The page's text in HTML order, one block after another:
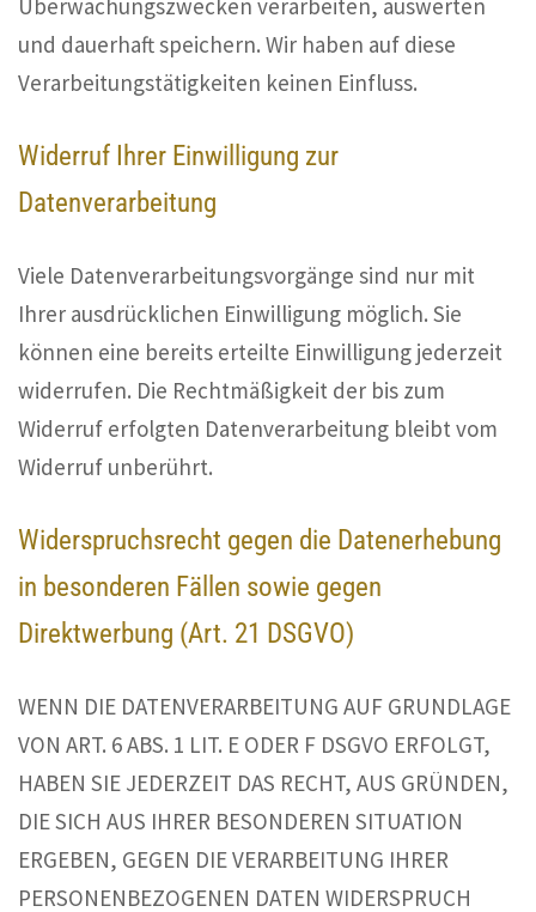
Überwachungszwecken verarbeiten, auswerten
und dauerhaft speichern. Wir haben auf diese
Verarbeitungstätigkeiten keinen Einfluss.
Widerruf Ihrer Einwilligung zur
Datenverarbeitung
Viele Datenverarbeitungsvorgänge sind nur mit
Ihrer ausdrücklichen Einwilligung möglich. Sie
können eine bereits erteilte Einwilligung jederzeit
widerrufen. Die Rechtmäßigkeit der bis zum
Widerruf erfolgten Datenverarbeitung bleibt vom
Widerruf unberührt.
Widerspruchsrecht gegen die Datenerhebung
in besonderen Fällen sowie gegen
Direktwerbung (Art. 21 DSGVO)
WENN DIE DATENVERARBEITUNG AUF GRUNDLAGE
VON ART. 6 ABS. 1 LIT. E ODER F DSGVO ERFOLGT,
HABEN SIE JEDERZEIT DAS RECHT, AUS GRÜNDEN,
DIE SICH AUS IHRER BESONDEREN SITUATION
ERGEBEN, GEGEN DIE VERARBEITUNG IHRER
PERSONENBEZOGENEN DATEN WIDERSPRUCH